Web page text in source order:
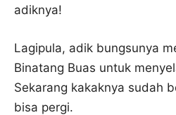
adiknya!
Lagipula, adik bungsunya
Binatang Buas untuk
Sekarang kakaknya sudah
bisa pergi.